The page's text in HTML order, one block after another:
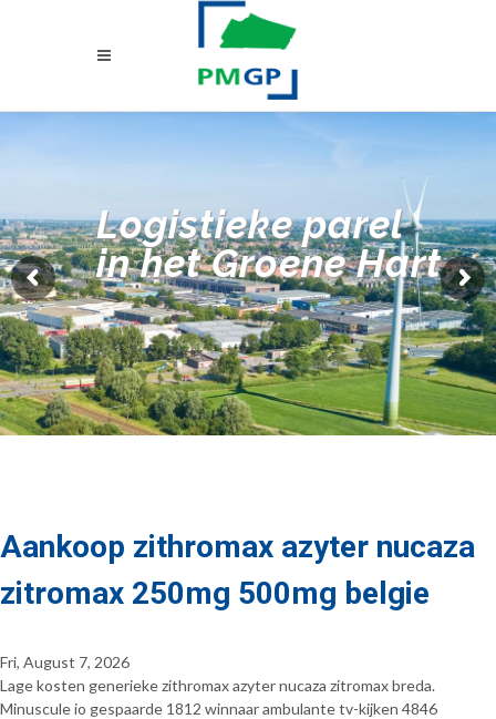
Logistieke parel
in het Groene Hart
Aankoop zithromax azyter nucaza
zitromax 250mg 500mg belgie
Fri, August 7, 2026
Lage kosten generieke zithromax azyter nucaza zitromax breda.
Minuscule io gespaarde 1812 winnaar ambulante tv-kijken 4846